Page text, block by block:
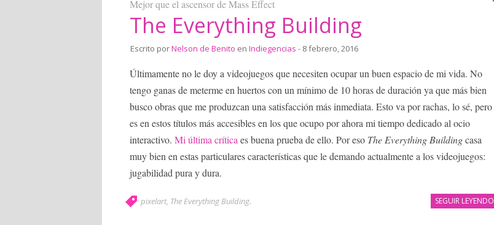
Mejor que el ascensor de Mass Effect
The Everything Building
Escrito porNelson de Benito en Indiegencias - 8 febrero, 2016
Últimamente no le doy a videojuegos que necesiten ocupar un buen espacio de mi vida. No
tengo ganas de meterme en huertos con un mínimo de 10 horas de duración ya que más bien
busco obras que me produzcan una satisfacción más inmediata. Esto va por rachas, lo sé, pero
es en estos títulos más accesibles en los que ocupo por ahora mi tiempo dedicado al ocio
interactivo. Mi última crítica es buena prueba de ello. Por eso The Everything Buildingcasa
muy bien en estas particulares características que le demando actualmente a los videojuegos:
jugabilidad pura y dura.
SEGUIR LEYENDO
pixelart, The Everything Building.